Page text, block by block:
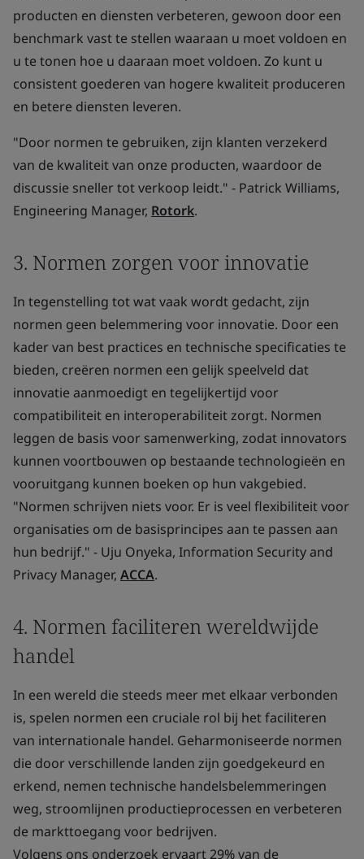
producten en diensten verbeteren, gewoon door een
benchmark vast te stellen waaraan u moet voldoen en
u te tonen hoe u daaraan moet voldoen. Zo kunt u
consistent goederen van hogere kwaliteit produceren
en betere diensten leveren.
"Door normen te gebruiken, zijn klanten verzekerd
van de kwaliteit van onze producten, waardoor de
discussie sneller tot verkoop leidt." - Patrick Williams,
Engineering Manager, Rotork.
3. Normen zorgen voor innovatie
In tegenstelling tot wat vaak wordt gedacht, zijn
normen geen belemmering voor innovatie. Door een
kader van best practices en technische specificaties te
bieden, creëren normen een gelijk speelveld dat
innovatie aanmoedigt en tegelijkertijd voor
compatibiliteit en interoperabiliteit zorgt. Normen
leggen de basis voor samenwerking, zodat innovators
kunnen voortbouwen op bestaande technologieën en
vooruitgang kunnen boeken op hun vakgebied.
"Normen schrijven niets voor. Er is veel flexibiliteit voor
organisaties om de basisprincipes aan te passen aan
hun bedrijf." - Uju Onyeka, Information Security and
Privacy Manager, ACCA.
4. Normen faciliteren wereldwijde
handel
In een wereld die steeds meer met elkaar verbonden
is, spelen normen een cruciale rol bij het faciliteren
van internationale handel. Geharmoniseerde normen
die door verschillende landen zijn goedgekeurd en
erkend, nemen technische handelsbelemmeringen
weg, stroomlijnen productieprocessen en verbeteren
de markttoegang voor bedrijven.
Volgens ons onderzoek ervaart 29% van de